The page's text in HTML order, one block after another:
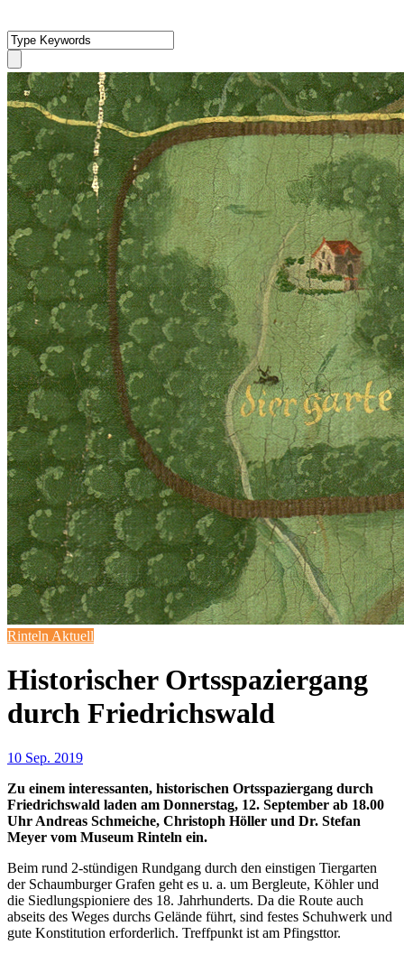
Rinteln Aktuell
Historischer Ortsspaziergang
durch Friedrichswald
10 Sep. 2019
Zu einem interessanten, historischen Ortsspaziergang durch
Friedrichswald laden am Donnerstag, 12. September ab 18.00
Uhr Andreas Schmeiche, Christoph Höller und Dr. Stefan
Meyer vom Museum Rinteln ein.
Beim rund 2-stündigen Rundgang durch den einstigen Tiergarten
der Schaumburger Grafen geht es u. a. um Bergleute, Köhler und
die Siedlungspioniere des 18. Jahrhunderts. Da die Route auch
abseits des Weges durchs Gelände führt, sind festes Schuhwerk und
gute Konstitution erforderlich. Treffpunkt ist am Pfingsttor.